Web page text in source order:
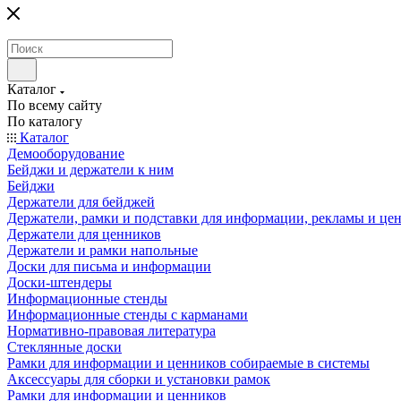
Каталог
По всему сайту
По каталогу
Каталог
Демооборудование
Бейджи и держатели к ним
Бейджи
Держатели для бейджей
Держатели, рамки и подставки для информации, рекламы и
Держатели для ценников
Держатели и рамки напольные
Доски для письма и информации
Доски-штендеры
Информационные стенды
Информационные стенды с карманами
Нормативно-правовая литература
Стеклянные доски
Рамки для информации и ценников собираемые в системы
Аксессуары для сборки и установки рамок
Рамки для информации и ценников